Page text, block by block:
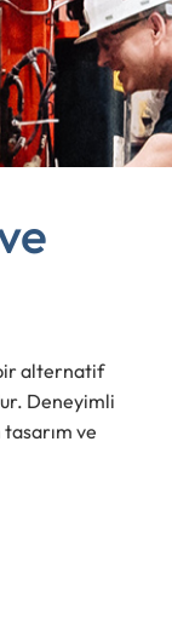
alternatif
Deneyimli
ve